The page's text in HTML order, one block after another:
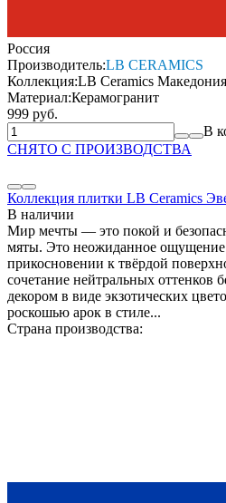
Россия
Производитель:LB CERAMICS
Коллекция:LB Ceramics
Материал:Керамогранит
999 руб.
В
СНЯТО С ПРОИЗВОДСТВА
Коллекция плитки LB Ceramics
В наличии
Мир мечты — это покой и
мяты. Это неожиданное ощущение
прикосновении к твёрдой
сочетание нейтральных оттенков
декором в виде экзотических
роскошью арок в стиле...
Страна производства: